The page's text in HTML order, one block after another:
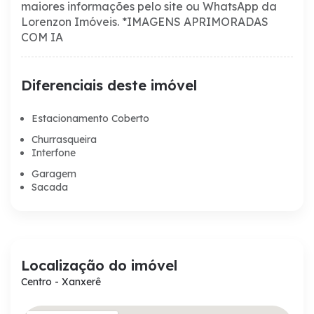
maiores informações pelo site ou WhatsApp da
Lorenzon Imóveis. *IMAGENS APRIMORADAS
COM IA
Diferenciais deste imóvel
Estacionamento Coberto
Churrasqueira
Interfone
Garagem
Sacada
Localização do imóvel
Centro - Xanxerê